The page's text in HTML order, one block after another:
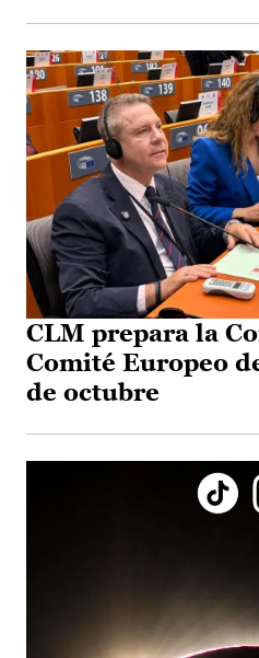
CLM prepara la
Comité Europeo
de octubre